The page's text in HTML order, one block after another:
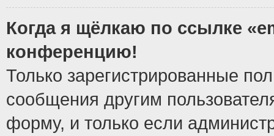
Когда я щёлкаю по ссылке
конференцию!
Только зарегистрированные
сообщения другим
форму, и только если